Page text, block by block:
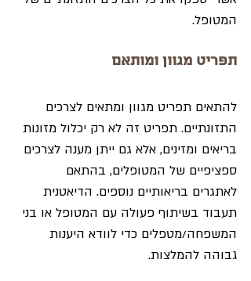
המטופל.
תפריט מגוון ומותאם
להתאים תפריט מגוון ומתאים לצרכים
התזונתיים. תפריט זה לא רק יכלול מזונות
בריאים ומזינים, אלא גם ייתן מענה לצרכים
ספציפיים של המטופלים, בהתאם
לאתגרים בריאותיים נוספים. הדיאטנית
תעבוד בשיתוף פעולה עם המטופל או בני
המשפחה/מטפלים כדי לוודא היענות
גבוהה להמלצות.